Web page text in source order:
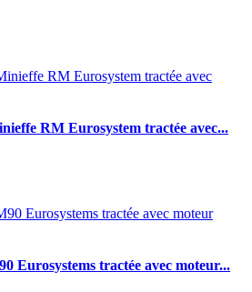
RM Eurosystem tractée avec...
Eurosystems tractée avec moteur...